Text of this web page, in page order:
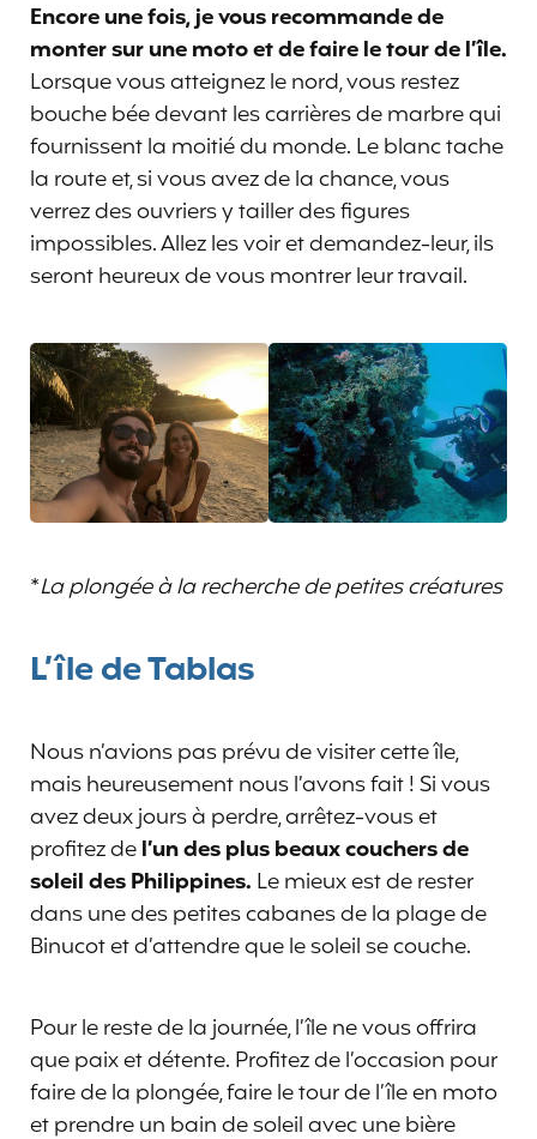
Encore une fois, je vous recommande de
monter sur une moto et de faire le tour de l’île.
Lorsque vous atteignez le nord, vous restez
bouche bée devant les carrières de marbre qui
fournissent la moitié du monde. Le blanc tache
la route et, si vous avez de la chance, vous
verrez des ouvriers y tailler des figures
impossibles. Allez les voir et demandez-leur, ils
seront heureux de vous montrer leur travail.
*La plongée à la recherche de petites créatures
L’île de Tablas
Nous n’avions pas prévu de visiter cette île,
mais heureusement nous l’avons fait ! Si vous
avez deux jours à perdre, arrêtez-vous et
profitez del’un des plus beaux couchers de
soleil des Philippines. Le mieux est de rester
dans une des petites cabanes de la plage de
Binucot et d’attendre que le soleil se couche.
Pour le reste de la journée, l’île ne vous offrira
que paix et détente. Profitez de l’occasion pour
faire de la plongée, faire le tour de l’île en moto
et prendre un bain de soleil avec une bière